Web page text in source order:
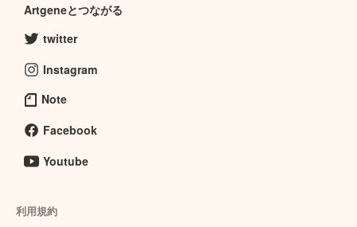
Artgeneとつながる
twitter
Instagram
Note
Facebook
Youtube
利用規約